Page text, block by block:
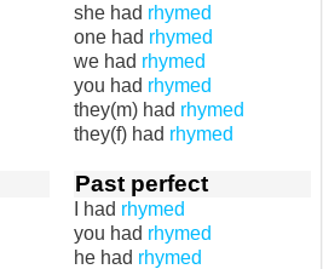
she had rhymed
one had rhymed
we had rhymed
you had rhymed
they(m) had rhymed
they(f) had rhymed
Past perfect
I had rhymed
you had rhymed
he had rhymed